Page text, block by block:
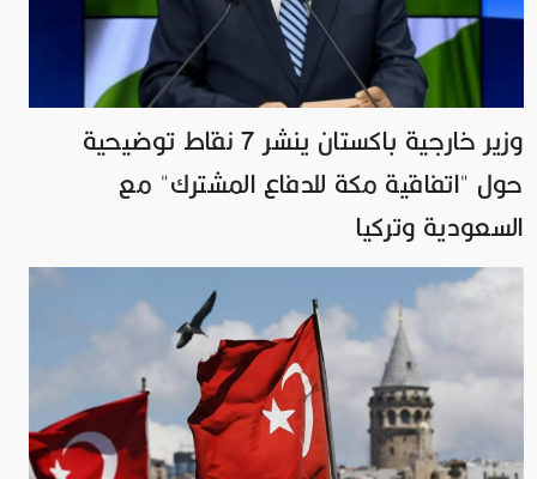
وزير خارجية باكستان ينشر 7 نقاط توضيحية
حول "اتفاقية مكة للدفاع المشترك" مع
السعودية وتركيا